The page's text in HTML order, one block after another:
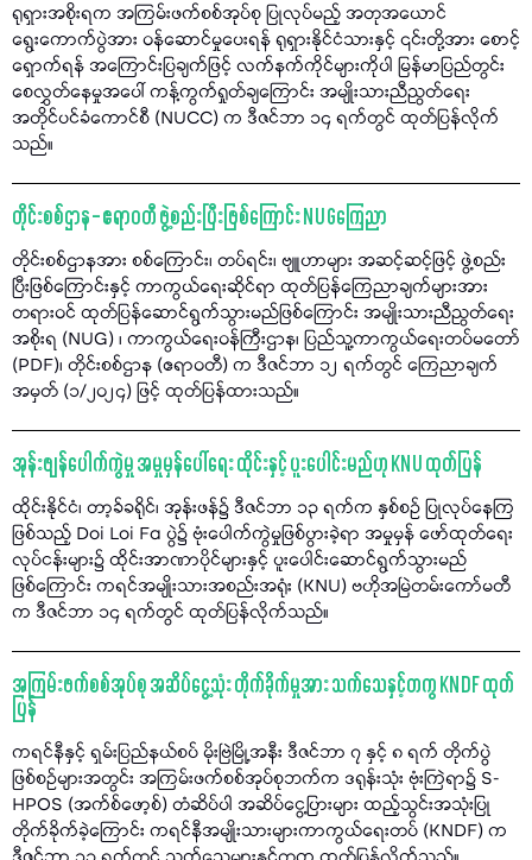
ရုရှားအစိုးရက အကြမ်းဖက်စစ်အုပ်စု ပြုလုပ်မည့် အတုအယောင်
ရွေးကောက်ပွဲအား ဝန်ဆောင်မှုပေးရန် ရုရှားနိုင်ငံသားနှင့် ၎င်းတို့အား စောင့်
ရှောက်ရန် အကြောင်းပြချက်ဖြင့် လက်နက်ကိုင်များကိုပါ မြန်မာပြည်တွင်း
စေလွှတ်နေမှုအပေါ် ကန့်ကွက်ရှုတ်ချကြောင်း အမျိုးသားညီညွတ်ရေး
အတိုင်ပင်ခံကောင်စီ (NUCC) က ဒီဇင်ဘာ ၁၄ ရက်တွင် ထုတ်ပြန်လိုက်
သည်။
တိုင်းစစ်ဌာန – ဧရာဝတီ ဖွဲ့စည်းပြီးဖြစ်ကြောင်း NUGကြေညာ
တိုင်းစစ်ဌာနအား စစ်ကြောင်း၊ တပ်ရင်း၊ ဗျူဟာများ အဆင့်ဆင့်ဖြင့် ဖွဲ့စည်း
ပြီးဖြစ်ကြောင်းနှင့် ကာကွယ်ရေးဆိုင်ရာ ထုတ်ပြန်ကြေညာချက်များအား
တရားဝင် ထုတ်ပြန်ဆောင်ရွက်သွားမည်ဖြစ်ကြောင်း အမျိုးသားညီညွတ်ရေး
အစိုးရ (NUG) ၊ ကာကွယ်ရေးဝန်ကြီးဌာန၊ ပြည်သူ့ကာကွယ်ရေးတပ်မတော်
(PDF)၊ တိုင်းစစ်ဌာန (ဧရာဝတီ) က ဒီဇင်ဘာ ၁၂ ရက်တွင် ကြေညာချက်
အမှတ် (၁/၂၀၂၄) ဖြင့် ထုတ်ပြန်ထားသည်။
အုန်းဖျန်ပေါက်ကွဲမှု အမှုမှန်ပေါ်ရေး ထိုင်းနှင့် ပူးပေါင်းမည်ဟု KNU ထုတ်ပြန်
ထိုင်းနိုင်ငံ၊ တာ့ခ်ခရိုင်၊ အုန်းဖန်၌ ဒီဇင်ဘာ ၁၃ ရက်က နှစ်စဉ် ပြုလုပ်နေကြ
ဖြစ်သည့် Doi Loi Fa ပွဲ၌ ဗုံးပေါက်ကွဲမှုဖြစ်ပွားခဲ့ရာ အမှုမှန် ဖော်ထုတ်ရေး
လုပ်ငန်းများ၌ ထိုင်းအာဏာပိုင်များနှင့် ပူးပေါင်းဆောင်ရွက်သွားမည်
ဖြစ်ကြောင်း ကရင်အမျိုးသားအစည်းအရုံး (KNU) ဗဟိုအမြဲတမ်းကော်မတီ
က ဒီဇင်ဘာ ၁၄ ရက်တွင် ထုတ်ပြန်လိုက်သည်။
အကြမ်းဖက်စစ်အုပ်စု အဆိပ်ငွေ့သုံး တိုက်ခိုက်မှုအား သက်သေနှင့်တကွ KNDF ထုတ်
ပြန်
ကရင်နီနှင့် ရှမ်းပြည်နယ်စပ် မိုးဗြဲမြို့အနီး ဒီဇင်ဘာ ၇ နှင့် ၈ ရက် တိုက်ပွဲ
ဖြစ်စဉ်များအတွင်း အကြမ်းဖက်စစ်အုပ်စုဘက်က ဒရုန်းသုံး ဗုံးကြဲရာ၌ S-
HPOS (အက်စ်ဖော့စ်) တံဆိပ်ပါ အဆိပ်ငွေ့ပြားများ ထည့်သွင်းအသုံးပြု
တိုက်ခိုက်ခဲ့ကြောင်း ကရင်နီအမျိုးသားများကာကွယ်ရေးတပ် (KNDF) က